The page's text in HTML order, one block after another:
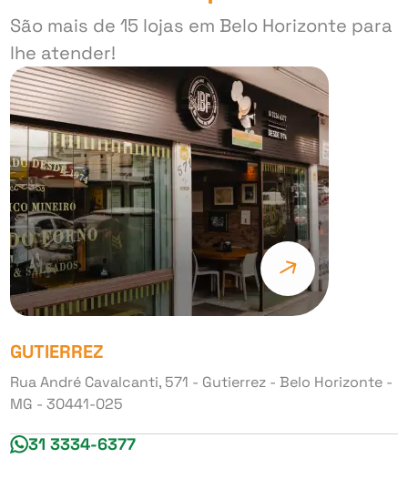
São mais de 15 lojas em Belo Horizonte para
lhe atender!
GUTIERREZ
Rua André Cavalcanti, 571 - Gutierrez - Belo Horizonte -
MG - 30441-025
31 3334-6377